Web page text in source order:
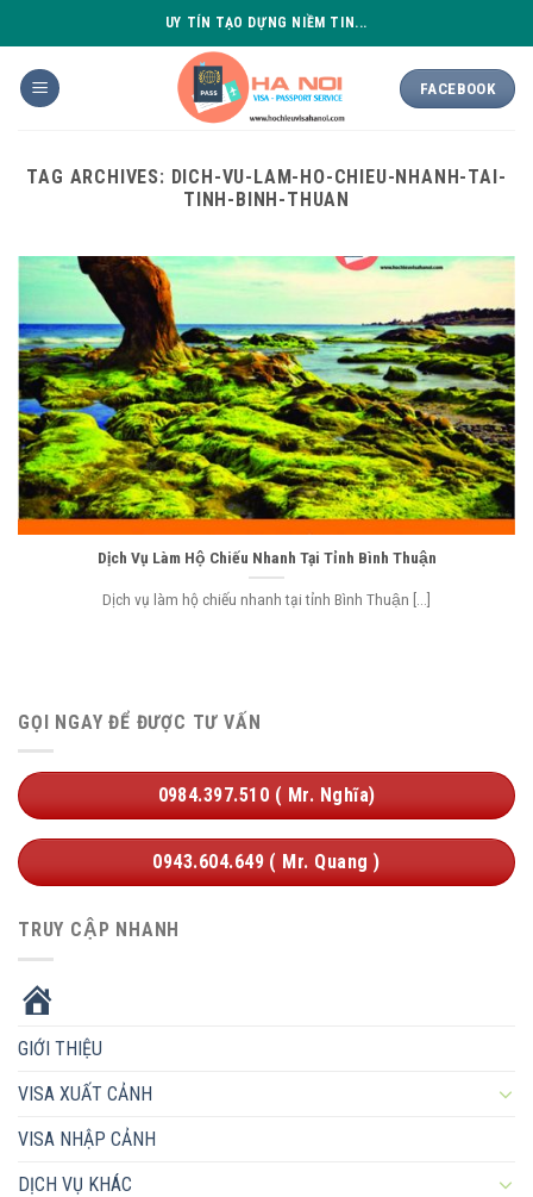
to
content
UY TÍN TẠO DỰNG NIỀM TIN...
FACEBOOK
TAG ARCHIVES: DICH-VU-LAM-HO-CHIEU-NHANH-TAI-
TINH-BINH-THUAN
Dịch Vụ Làm Hộ Chiếu Nhanh Tại Tỉnh Bình Thuận
Dịch vụ làm hộ chiếu nhanh tại tỉnh Bình Thuận [...]
GỌI NGAY ĐỂ ĐƯỢC TƯ VẤN
0984.397.510 ( Mr. Nghĩa)
0943.604.649 ( Mr. Quang )
TRUY CẬP NHANH
GIỚI THIỆU
VISA XUẤT CẢNH
VISA NHẬP CẢNH
DỊCH VỤ KHÁC